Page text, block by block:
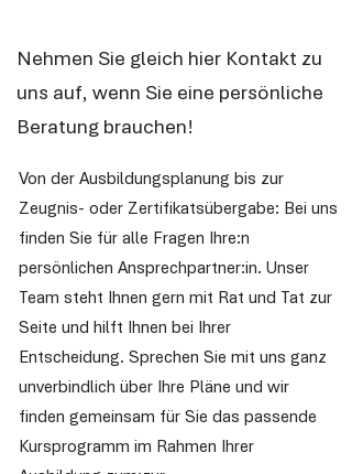
Nehmen Sie gleich hier Kontakt zu
uns auf, wenn Sie eine persönliche
Beratung brauchen!
Von der Ausbildungsplanung bis zur
Zeugnis- oder Zertifikatsübergabe: Bei uns
finden Sie für alle Fragen Ihre:n
persönlichen Ansprechpartner:in. Unser
Team steht Ihnen gern mit Rat und Tat zur
Seite und hilft Ihnen bei Ihrer
Entscheidung. Sprechen Sie mit uns ganz
unverbindlich über Ihre Pläne und wir
finden gemeinsam für Sie das passende
Kursprogramm im Rahmen Ihrer